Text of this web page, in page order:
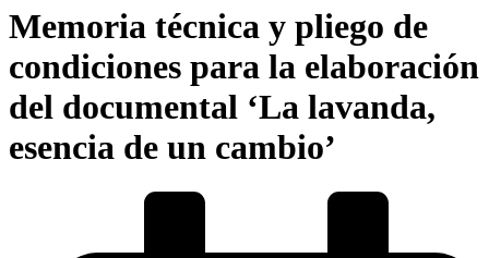
Memoria técnica y pliego de
condiciones para la elaboración
del documental ‘La lavanda,
esencia de un cambio’